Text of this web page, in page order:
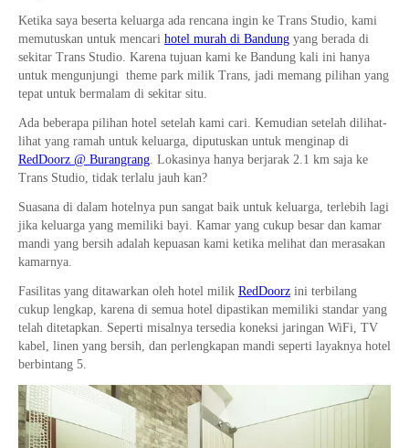
Ketika saya beserta keluarga ada rencana ingin ke Trans Studio, kami
memutuskan untuk mencari hotel murah di Bandung yang berada di
sekitar Trans Studio. Karena tujuan kami ke Bandung kali ini hanya
untuk mengunjungi theme park milik Trans, jadi memang pilihan yang
tepat untuk bermalam di sekitar situ.
Ada beberapa pilihan hotel setelah kami cari. Kemudian setelah dilihat-
lihat yang ramah untuk keluarga, diputuskan untuk menginap di
RedDoorz @ Burangrang. Lokasinya hanya berjarak 2.1 km saja ke
Trans Studio, tidak terlalu jauh kan?
Suasana di dalam hotelnya pun sangat baik untuk keluarga, terlebih lagi
jika keluarga yang memiliki bayi. Kamar yang cukup besar dan kamar
mandi yang bersih adalah kepuasan kami ketika melihat dan merasakan
kamarnya.
Fasilitas yang ditawarkan oleh hotel milik RedDoorz ini terbilang
cukup lengkap, karena di semua hotel dipastikan memiliki standar yang
telah ditetapkan. Seperti misalnya tersedia koneksi jaringan WiFi, TV
kabel, linen yang bersih, dan perlengkapan mandi seperti layaknya hotel
berbintang 5.